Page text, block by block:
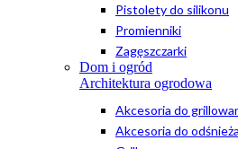
Pistolety do silikonu
Promienniki
Zagęszczarki
Dom i ogród
Architektura ogrodowa
Akcesoria do
Akcesoria do